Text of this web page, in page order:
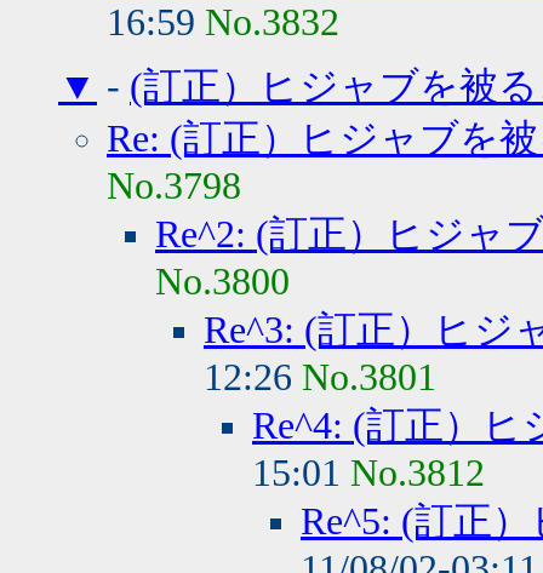
16:59 No.3832
▼ - (訂正）ヒジャブを被
Re: (訂正）ヒジャブを
No.3798
Re^2: (訂正）ヒジャ
No.3800
Re^3: (訂正）ヒジ
12:26 No.3801
Re^4: (訂正）
15:01 No.3812
Re^5: (訂正